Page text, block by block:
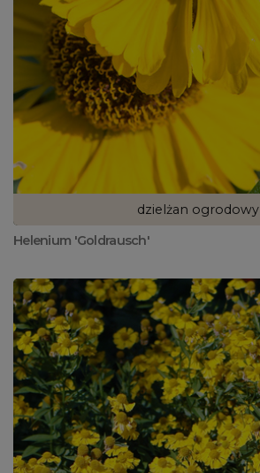
dzielżan ogrodowy
Helenium 'Goldrausch'